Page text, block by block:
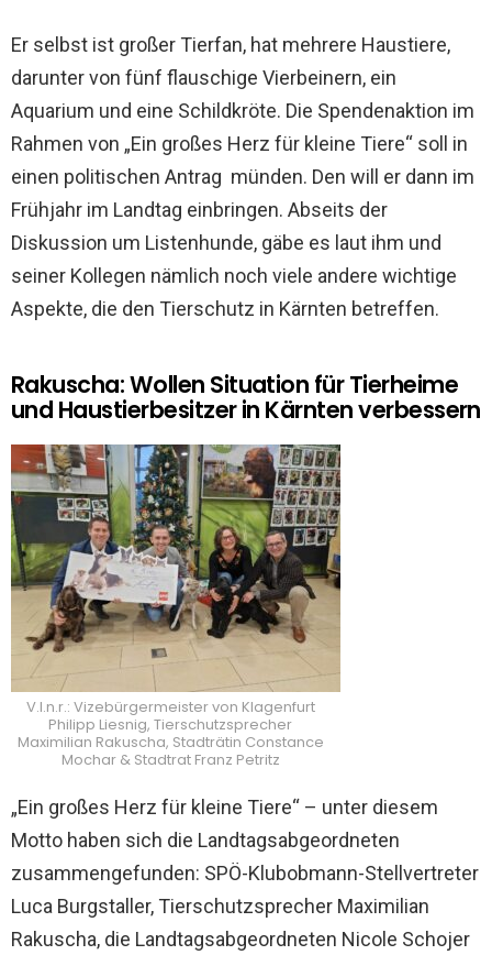
Er selbst ist großer Tierfan, hat mehrere Haustiere,
darunter von fünf flauschige Vierbeinern, ein
Aquarium und eine Schildkröte. Die Spendenaktion im
Rahmen von „Ein großes Herz für kleine Tiere“ soll in
einen politischen Antrag münden. Den will er dann im
Frühjahr im Landtag einbringen. Abseits der
Diskussion um Listenhunde, gäbe es laut ihm und
seiner Kollegen nämlich noch viele andere wichtige
Aspekte, die den Tierschutz in Kärnten betreffen.
Rakuscha: Wollen Situation für Tierheime
und Haustierbesitzer in Kärnten verbessern
V.l.n.r.: Vizebürgermeister von Klagenfurt
Philipp Liesnig, Tierschutzsprecher
Maximilian Rakuscha, Stadträtin Constance
Mochar & Stadtrat Franz Petritz
„Ein großes Herz für kleine Tiere“ – unter diesem
Motto haben sich die Landtagsabgeordneten
zusammengefunden: SPÖ-Klubobmann-Stellvertreter
Luca Burgstaller, Tierschutzsprecher Maximilian
Rakuscha, die Landtagsabgeordneten Nicole Schojer